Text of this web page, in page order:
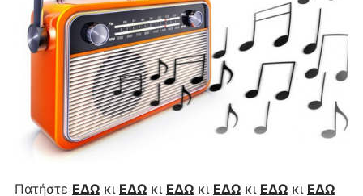
Πατήστε ΕΔΩκι ΕΔΩκι ΕΔΩκι ΕΔΩκι ΕΔΩκι ΕΔΩ